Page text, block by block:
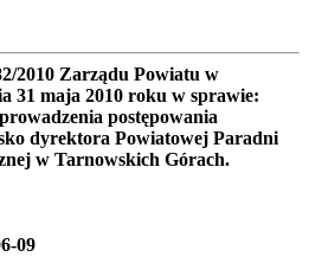
2010 Zarządu Powiatu w
31 maja 2010 roku w sprawie:
postępowania
dyrektora Powiatowej Paradni
w Tarnowskich Górach.
09